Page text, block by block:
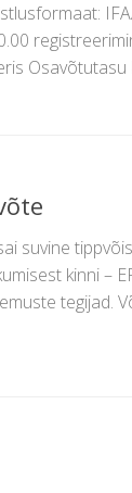
Osavõtutasu
suvine
kinni –
tegijad.